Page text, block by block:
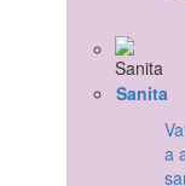
Sanita
a